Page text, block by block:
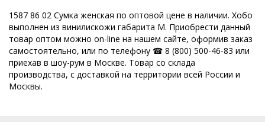
1587 86 02 Сумка женская по оптовой цене в наличии. Хобо
выполнен из винилискожи габарита M. Приобрести данный
товар оптом можно on-line на нашем сайте, оформив заказ
самостоятельно, или по телефону ☎ 8 (800) 500-46-83 или
приехав в шоу-рум в Москве. Товар со склада
производства, с доставкой на территории всей России и
Москвы.